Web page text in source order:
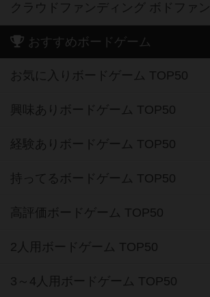
クラウドファンディング ボドファン
おすすめボードゲーム
お気に入りボードゲーム TOP50
興味ありボードゲーム TOP50
経験ありボードゲーム TOP50
持ってるボードゲーム TOP50
高評価ボードゲーム TOP50
2人用ボードゲーム TOP50
3～4人用ボードゲーム TOP50